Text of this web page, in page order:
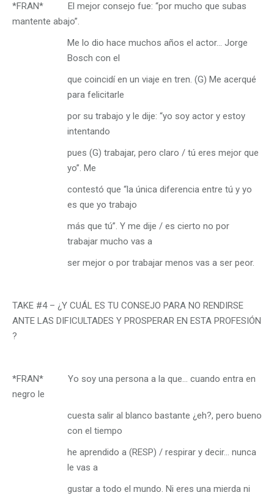
*FRAN* El mejor consejo fue: “por mucho que subas
mantente abajo”.
Me lo dio hace muchos años el actor… Jorge
Bosch con el
que coincidí en un viaje en tren. (G) Me acerqué
para felicitarle
por su trabajo y le dije: “yo soy actor y estoy
intentando
pues (G) trabajar, pero claro / tú eres mejor que
yo”. Me
contestó que “la única diferencia entre tú y yo
es que yo trabajo
más que tú”. Y me dije / es cierto no por
trabajar mucho vas a
ser mejor o por trabajar menos vas a ser peor.
TAKE #4 – ¿Y CUÁL ES TU CONSEJO PARA NO RENDIRSE
ANTE LAS DIFICULTADES Y PROSPERAR EN ESTA PROFESIÓN
?
*FRAN* Yo soy una persona a la que… cuando entra en
negro le
cuesta salir al blanco bastante ¿eh?, pero bueno
con el tiempo
he aprendido a (RESP) / respirar y decir… nunca
le vas a
gustar a todo el mundo. Ni eres una mierda ni